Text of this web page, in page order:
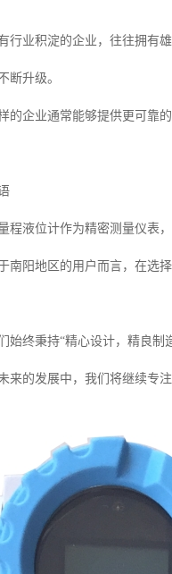
行业积淀的企业，往往拥有
断升级。
的企业通常能够提供更可靠
程液位计作为精密测量仪表
南阳地区的用户而言，在选
始终秉持“精心设计，精良制
来的发展中，我们将继续专